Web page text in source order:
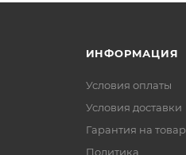
ИНФОРМАЦИЯ
Условия оплаты
Условия доставки
Гарантия на товар
Политика